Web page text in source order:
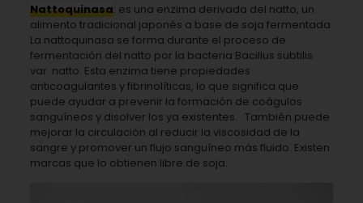
Nattoquinasa: es una enzima derivada del natto, un
alimento tradicional japonés a base de soja fermentada.
La nattoquinasa se forma durante el proceso de
fermentación del natto por la bacteria Bacillus subtilis
var. natto. Esta enzima tiene propiedades
anticoagulantes y fibrinolíticas, lo que significa que
puede ayudar a prevenir la formación de coágulos
sanguíneos y disolver los ya existentes. También puede
mejorar la circulación al reducir la viscosidad de la
sangre y promover un flujo sanguíneo más fluido. Existen
marcas que lo obtienen libre de soja.